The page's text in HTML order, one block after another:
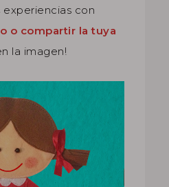
experiencias con
o compartir la tuya
la imagen!